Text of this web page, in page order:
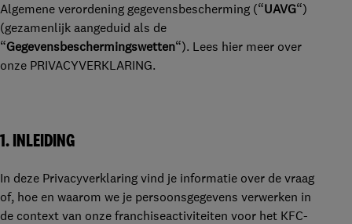
Algemene verordening gegevensbescherming (“UAVG“)
(gezamenlijk aangeduid als de
“Gegevensbeschermingswetten“). Lees hier meer over
onze PRIVACYVERKLARING.
1. INLEIDING
In deze Privacyverklaring vind je informatie over de vraag
of, hoe en waarom we je persoonsgegevens verwerken in
de context van onze franchiseactiviteiten voor het KFC-